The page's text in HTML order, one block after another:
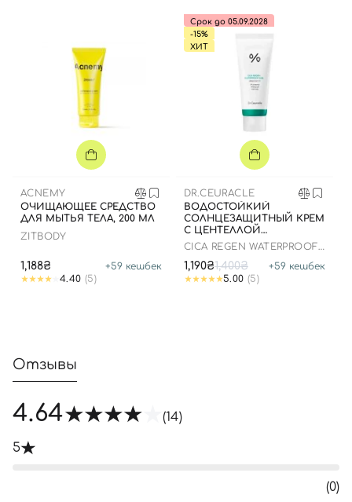
ACNEMY
ОЧИЩАЮЩЕЕ СРЕДСТВО
ДЛЯ МЫТЬЯ ТЕЛА, 200 МЛ
ZITBODY
1,188₴ +59 кешбек
4.40 (5)
Срок до 05.09.2028
-15%
ХИТ
DR.CEURACLE
ВОДОСТОЙКИЙ
СОЛНЦЕЗАЩИТНЫЙ КРЕМ
С ЦЕНТЕЛЛОЙ
АЗИАТСКОЙ, 100 МЛ ДО
CICA REGEN WATERPROOF
1,190₴1,400₴ +59 кешбек
5.00 (5)
Отзывы
4.64 (14)
5
(0)
Вход Регистрация
Номер телефона
Отправляя форму для авторизации/регистрации, вы
принимаете условияПользовательские соглашения
Далее
Войти с помощью e-mail